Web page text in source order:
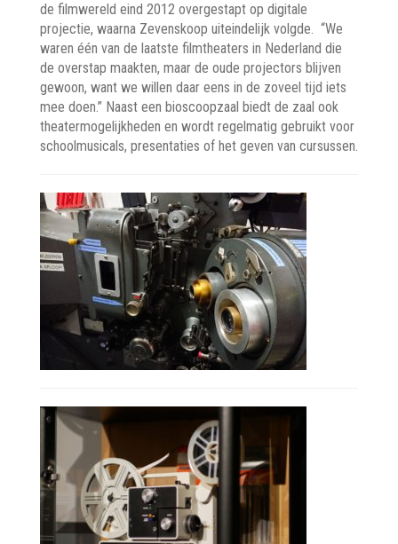
de filmwereld eind 2012 overgestapt op digitale
projectie, waarna Zevenskoop uiteindelijk volgde. “We
waren één van de laatste filmtheaters in Nederland die
de overstap maakten, maar de oude projectors blijven
gewoon, want we willen daar eens in de zoveel tijd iets
mee doen.” Naast een bioscoopzaal biedt de zaal ook
theatermogelijkheden en wordt regelmatig gebruikt voor
schoolmusicals, presentaties of het geven van cursussen.